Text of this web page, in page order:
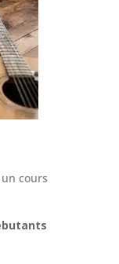
cours